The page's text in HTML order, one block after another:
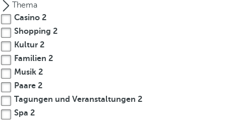
Thema
Casino 2
Shopping 2
Kultur 2
Familien 2
Musik 2
Paare 2
Tagungen und Veranstaltungen 2
Spa 2